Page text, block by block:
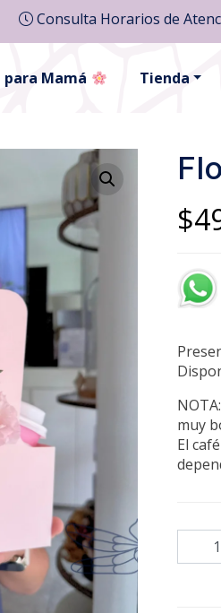
Consulta Horarios de
para Mamá Tienda
$
muy
El
Flowers
and